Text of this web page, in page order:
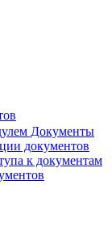
Документы
документов
к документам